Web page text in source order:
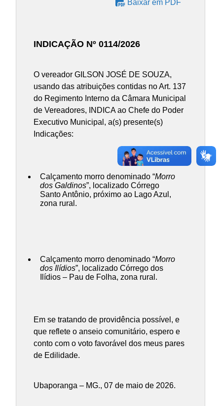
Baixar em PDF
INDICAÇÃO Nº 0114/2026
O vereador GILSON JOSÉ DE SOUZA,
usando das atribuições contidas no Art. 137
do Regimento Interno da Câmara Municipal
de Vereadores, INDICA ao Chefe do Poder
Executivo Municipal, a(s) presente(s)
Indicações:
Calçamento morro denominado “Morro
dos Galdinos”, localizado Córrego
Santo Antônio, próximo ao Lago Azul,
zona rural.
Calçamento morro denominado “Morro
dos Ilídios”, localizado Córrego dos
Ilídios – Pau de Folha, zona rural.
Em se tratando de providência possível, e
que reflete o anseio comunitário, espero e
conto com o voto favorável dos meus pares
de Edilidade.
Ubaporanga – MG., 07 de maio de 2026.